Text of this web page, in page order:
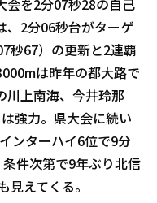
会を2分07秒28の自己
、2分06秒台がターゲ
秒67）の更新と2連覇
は昨年の都大路で
川上南海、今井玲那
強力。県大会に続い
ンターハイ6位で9分
件次第で9年ぶり北信
見えてくる。